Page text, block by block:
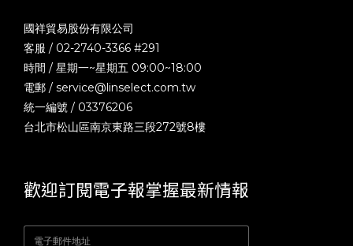
國祥貿易股份有限公司
客服 / 02-2740-3366 #291
時間 / 星期一~星期五 09:00~18:00
電郵 / service@linselect.com.tw
統一編號 / 03376206
台北市松山區南京東路三段272號8樓
歡迎訂閱電子報掌握最新情報